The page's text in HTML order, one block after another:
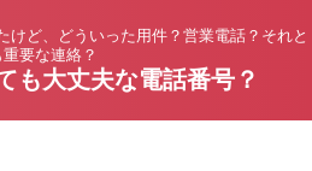
けど、どういった用件？営業電話？それと
重要な連絡？
も大丈夫な電話番号？